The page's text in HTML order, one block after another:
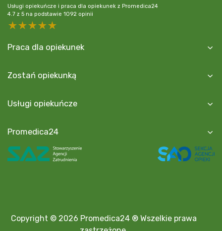
Usługi opiekuńcze i praca dla opiekunek z Promedica24
4.7 z 5 na podstawie 1092 opinii
5 stars
4 stars
3 stars
2 stars
Praca dla opiekunek
Zostań opiekunką
Usługi opiekuńcze
Promedica24
Copyright © 2026 Promedica24 ® Wszelkie prawa